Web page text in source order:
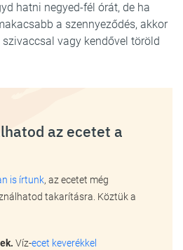
hatni negyed-fél órát, de ha
a szennyeződés, akkor
vagy kendővel töröld
az ecetet a
is írtunk, az ecetet még
takarításra. Köztük a
Víz-ecet keverékkel